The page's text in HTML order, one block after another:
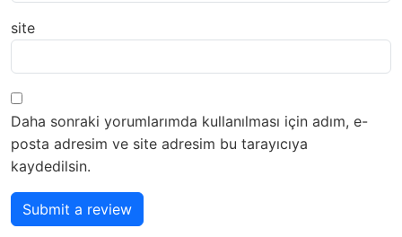
site
Daha sonraki yorumlarımda kullanılması için adım, e-
posta adresim ve site adresim bu tarayıcıya
kaydedilsin.
Submit a review